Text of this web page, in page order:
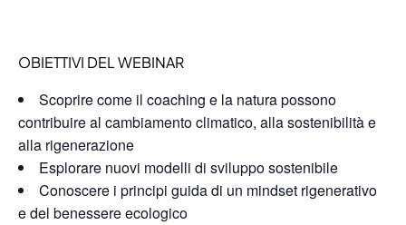
OBIETTIVI DEL WEBINAR
Scoprire come il coaching e la natura possono
contribuire al cambiamento climatico, alla sostenibilità e
alla rigenerazione
Esplorare nuovi modelli di sviluppo sostenibile
Conoscere i principi guida di un mindset rigenerativo
e del benessere ecologico